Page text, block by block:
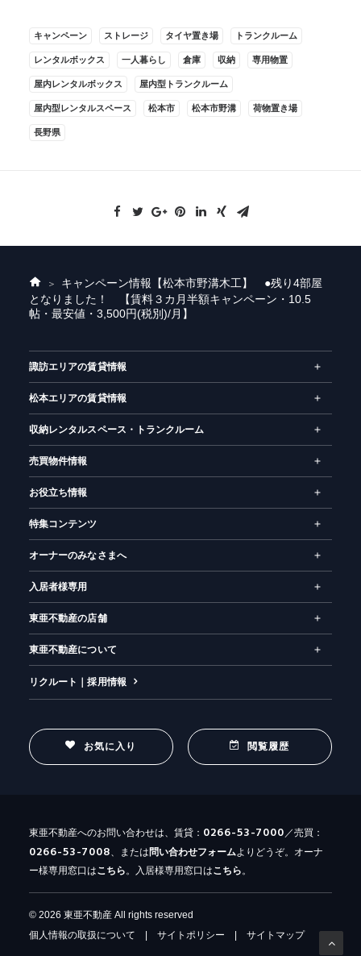
キャンペーン ストレージ タイヤ置き場 トランクルーム
レンタルボックス 一人暮らし 倉庫 収納 専用物置
屋内レンタルボックス 屋内型トランクルーム
屋内型レンタルスペース 松本市 松本市野溝 荷物置き場
長野県
ホ
ー
ム
キャンペーン情報 【松本市野溝木工】 ●残り4部屋
となりました！ 【賃料３カ月半額キャンペーン・10.5
帖・最安値・3,500円(税別)/月】
諏訪エリアの賃貸情報
松本エリアの賃貸情報
収納レンタルスペース・トランクルーム
売買物件情報
お役立ち情報
特集コンテンツ
オーナーのみなさまへ
入居者様専用
東亜不動産の店舗
東亜不動産について
リクルート｜採用情報
お気に入り 閲覧履歴
東亜不動産へのお問い合わせは、賃貸： 0266-53-7000／売買：
0266-53-7008、または 問い合わせフォームよりどうぞ。オーナ
ー様専用窓口はこちら。入居様専用窓口はこちら。
© 2026 東亜不動産 All rights reserved
個人情報の取扱について
サイトポリシー サイトマップ